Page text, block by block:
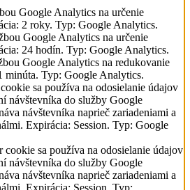
Google Analytics na určenie
2 roky. Typ: Google Analytics.
Google Analytics na určenie
24 hodín. Typ: Google Analytics.
Google Analytics na redukovanie
minúta. Typ: Google Analytics.
sa používa na odosielanie údajov
návštevníka do služby Google
návštevníka naprieč zariadeniami a
Expirácia: Session. Typ: Google
cookie sa používa na odosielanie údajov
návštevníka do služby Google
návštevníka naprieč zariadeniami a
Expirácia: Session. Typ: